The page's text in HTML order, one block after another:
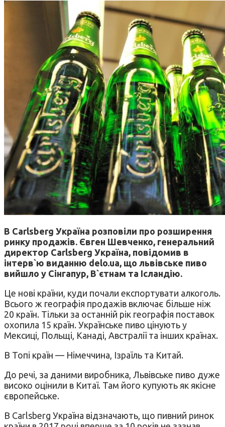
В Carlsberg Україна розповіли про розширення
ринку продажів. Євген Шевченко, генеральний
директор Carlsberg Україна, повідомив в
інтерв`ю виданню delo.ua, що львівське пиво
вийшло у Сінгапур, В`єтнам та Ісландію.
Це нові країни, куди почали експортувати алкоголь.
Всього ж географія продажів включає більше ніж
20 країн. Тільки за останній рік географія поставок
охопила 15 країн. Українське пиво цінують у
Мексиці, Польщі, Канаді, Австралії та інших країнах.
В Топі країн — Німеччина, Ізраїль та Китай.
До речі, за даними виробника, Львівське пиво дуже
високо оцінили в Китаї. Там його купують як якісне
європейське.
В Carlsberg Україна відзначають, що пивний ринок